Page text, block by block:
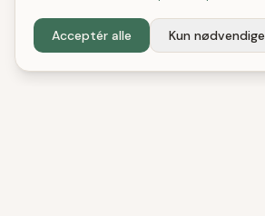
Acceptér alle Kun nødvendige